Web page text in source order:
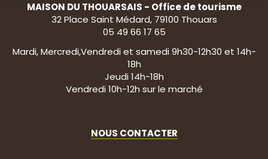
MAISON DU THOUARSAIS - Office de tourisme
32 Place Saint Médard, 79100 Thouars
05 49 66 17 65
Mardi, Mercredi,Vendredi et samedi 9h30-12h30 et 14h-
18h
Jeudi 14h-18h
Vendredi 10h-12h sur le marché
NOUS CONTACTER